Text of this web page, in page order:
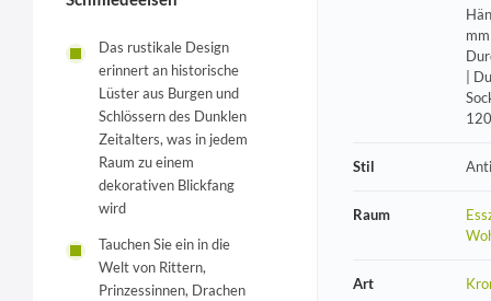
Das rustikale Design
erinnert an historische
Lüster aus Burgen und
Schlössern des Dunklen
Zeitalters, was in jedem
Raum zu einem
dekorativen Blickfang
wird
Tauchen Sie ein in die
Welt von Rittern,
Prinzessinnen, Drachen
|
Stil
Raum
Art